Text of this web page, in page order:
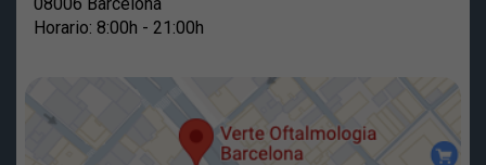
Horario: 8:00h - 21:00h